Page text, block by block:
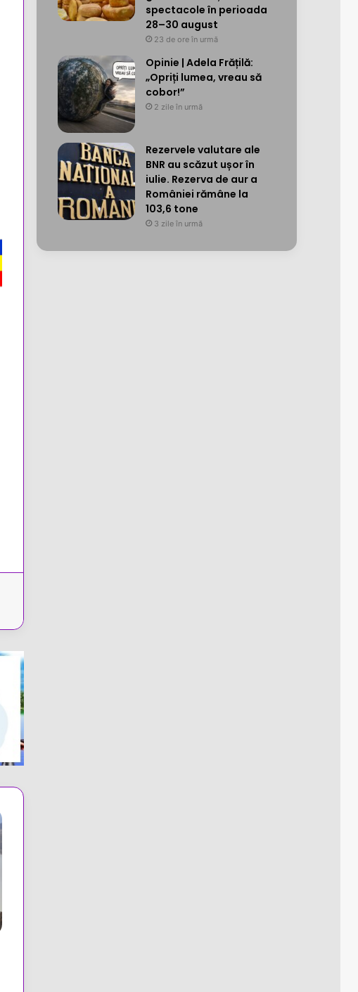
spectacole în perioada
28–30 august
23 de ore în urmă
Opinie | Adela Frățilă:
„Opriți lumea, vreau să
cobor!”
2 zile în urmă
Rezervele valutare ale
BNR au scăzut ușor în
iulie. Rezerva de aur a
României rămâne la
103,6 tone
3 zile în urmă